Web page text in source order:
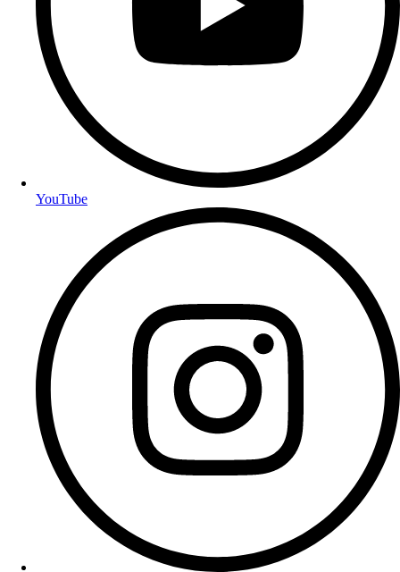
YouTube